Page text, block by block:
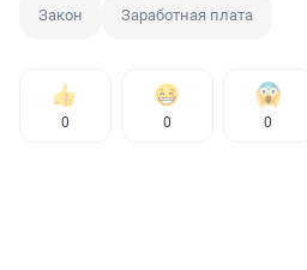
Закон Заработная плата
0 0 0